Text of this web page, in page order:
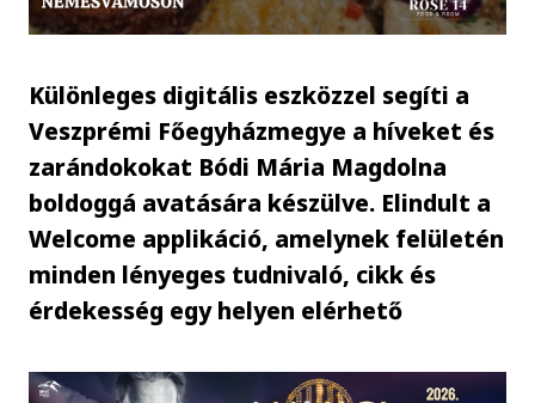
Különleges digitális eszközzel segíti a
Veszprémi Főegyházmegye a híveket és
zarándokokat Bódi Mária Magdolna
boldoggá avatására készülve. Elindult a
Welcome applikáció, amelynek felületén
minden lényeges tudnivaló, cikk és
érdekesség egy helyen elérhető